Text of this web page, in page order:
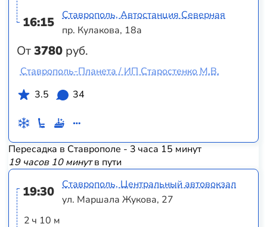
16:15
От3780 руб.
Ставрополь, Автостанция Северная
пр. Кулакова, 18а
Ставрополь-Планета / ИП Старостенко М.В.
3.5
34
Пересадка в Ставрополе - 3 часа 15 минут
19 часов 10 минутв пути
19:30
2 ч 10 м
Ставрополь, Центральный автовокзал
ул. Маршала Жукова, 27